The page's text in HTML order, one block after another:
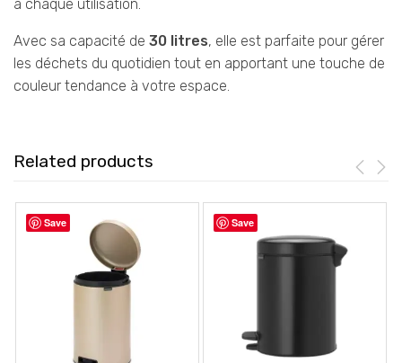
à chaque utilisation.
Avec sa capacité de 30 litres, elle est parfaite pour gérer
les déchets du quotidien tout en apportant une touche de
couleur tendance à votre espace.
Related products
Save Save